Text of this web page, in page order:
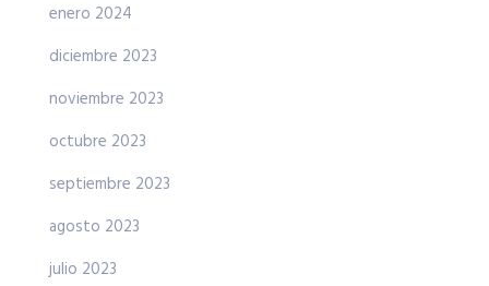
enero 2024
diciembre 2023
noviembre 2023
octubre 2023
septiembre 2023
agosto 2023
julio 2023